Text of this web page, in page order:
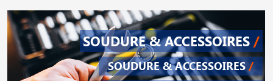
SOUDURE & ACCESSOIRES /
SOUDURE & ACCESSOIRES /